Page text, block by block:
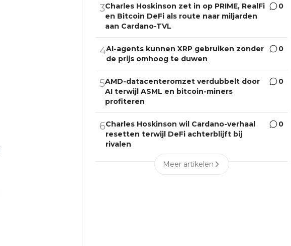
3Charles Hoskinson zet in op PRIME, RealFi
en Bitcoin DeFi als route naar miljarden
aan Cardano-TVL
0
4AI-agents kunnen XRP gebruiken zonder
de prijs omhoog te duwen
0
5AMD-datacenteromzet verdubbelt door
AI terwijl ASML en bitcoin-miners
profiteren
0
6Charles Hoskinson wil Cardano-verhaal
resetten terwijl DeFi achterblijft bij
rivalen
0
Meer artikelen